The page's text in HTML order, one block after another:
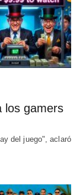
los gamers
del juego", aclaró